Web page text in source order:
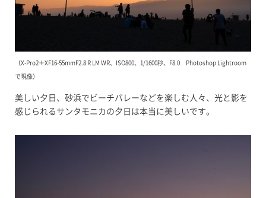
（X-Pro2＋XF16-55mmF2.8 R LM WR、ISO800、1/1600秒、F8.0 Photoshop Lightroom
で現像）
美しい夕日、砂浜でビーチバレーなどを楽しむ人々、光と影を
感じられるサンタモニカの夕日は本当に美しいです。